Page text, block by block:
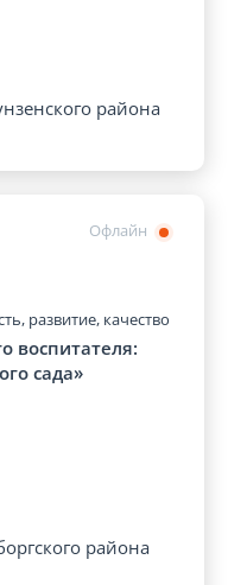
района
Офлайн
развитие, качество
воспитателя:
сада»
района